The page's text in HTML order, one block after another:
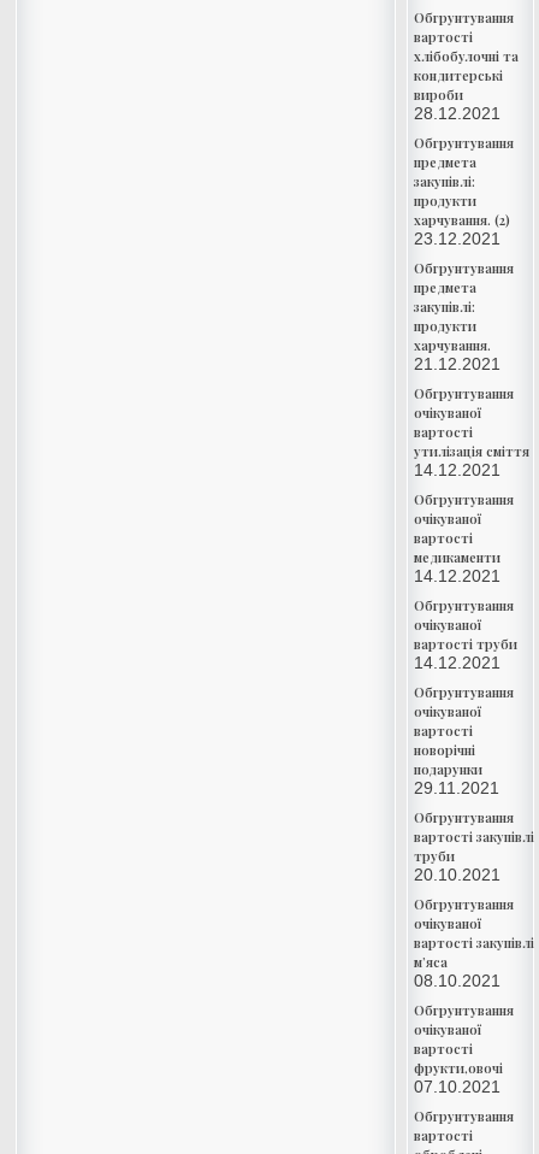
Обгрунтування
вартості
хлібобулочні та
кондитерські
вироби
28.12.2021
Обгрунтування
предмета
закупівлі:
продукти
харчування. (2)
23.12.2021
Обгрунтування
предмета
закупівлі:
продукти
харчування.
21.12.2021
Обгрунтування
очікуваної
вартості
утилізація сміття
14.12.2021
Обгрунтування
очікуваної
вартості
медикаменти
14.12.2021
Обгрунтування
очікуваної
вартості труби
14.12.2021
Обгрунтування
очікуваної
вартості
новорічні
подарунки
29.11.2021
Обгрунтування
вартості закупівлі
труби
20.10.2021
Обгрунтування
очікуваної
вартості закупівлі
м’яса
08.10.2021
Обгрунтування
очікуваної
вартості
фрукти,овочі
07.10.2021
Обгрунтування
вартості